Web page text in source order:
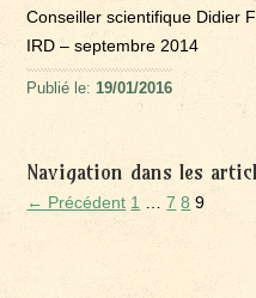
Conseiller scientifique Didier
IRD – septembre 2014
Publié le:19/01/2016
Navigation dans les
← Précédent 1 … 7 8 9